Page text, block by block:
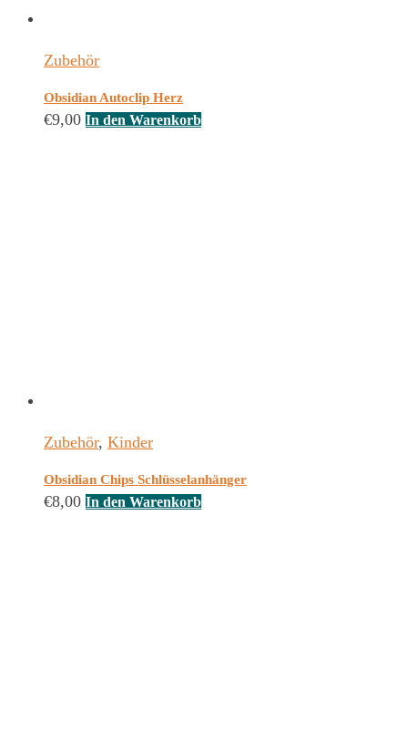
Zubehör
Obsidian Autoclip Herz
€9,00 In den Warenkorb
Zubehör, Kinder
Obsidian Chips Schlüsselanhänger
€8,00 In den Warenkorb